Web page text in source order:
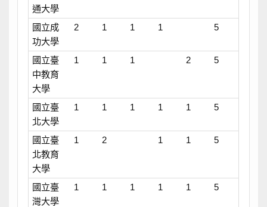
通大學
國立成
功大學
2 1 1 1 5
國立臺
中教育
大學
1 1 1 2 5
國立臺
北大學
1 1 1 1 1 5
國立臺
北教育
大學
1 2 1 1 5
國立臺
灣大學
1 1 1 1 1 5